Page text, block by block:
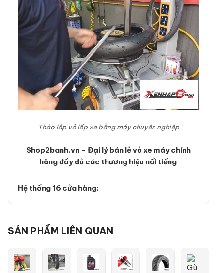
Tháo lắp vỏ lốp xe bằng máy chuyên nghiệp
Shop2banh.vn – Đại lý bán lẻ vỏ xe máy chính
hãng đầy đủ các thương hiệu nổi tiếng
Hệ thống 16 cửa hàng:
SẢN PHẨM LIÊN QUAN